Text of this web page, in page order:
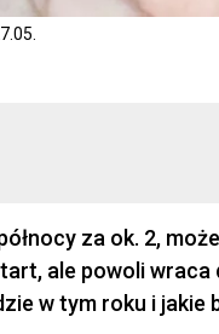
za ok. 2,
ale powoli
w tym roku i jakie